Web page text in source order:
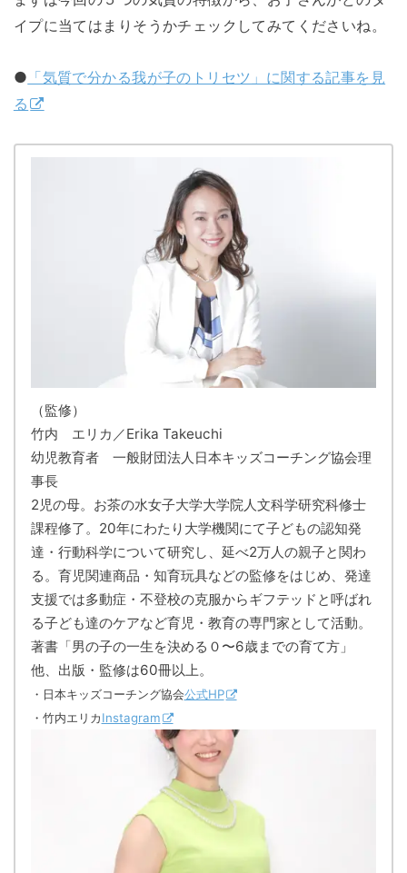
イプに当てはまりそうかチェックしてみてくださいね。
● 「気質で分かる我が子のトリセツ」に関する記事を見
る
（監修）
竹内 エリカ／Erika Takeuchi
幼児教育者 一般財団法人日本キッズコーチング協会理
事長
2児の母。お茶の水女子大学大学院人文科学研究科修士
課程修了。20年にわたり大学機関にて子どもの認知発
達・行動科学について研究し、延べ2万人の親子と関わ
る。育児関連商品・知育玩具などの監修をはじめ、発達
支援では多動症・不登校の克服からギフテッドと呼ばれ
る子ども達のケアなど育児・教育の専門家として活動。
著書「男の子の一生を決める０〜6歳までの育て方」
他、出版・監修は60冊以上。
・日本キッズコーチング協会公式HP
・竹内エリカInstagram